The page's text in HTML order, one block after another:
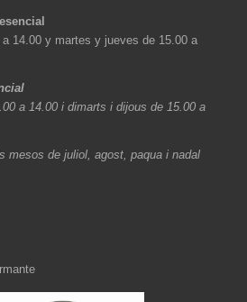
14.00 y martes y jueves de 15.00 a
a 14.00 i dimarts i dijous de 15.00 a
mesos de juliol, agost, paqua i nadal